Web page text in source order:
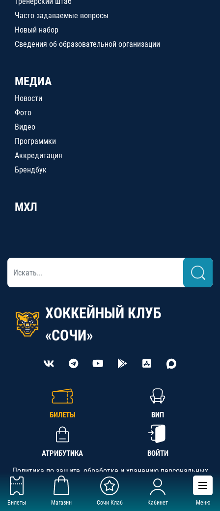
Билеты Магазин Сочи Клаб Кабинет Меню
Часто задаваемые вопросы
Новый набор
Сведения об образовательной организации
МЕДИА
Новости
Фото
Видео
Программки
Аккредитация
Брендбук
МХЛ
ХОККЕЙНЫЙ КЛУБ
«СОЧИ»
БИЛЕТЫ ВИП
АТРИБУТИКА ВОЙТИ
Политика по защите, обработке и хранению персональных
данных
АНО «СК «Кубань-Регион», ОГРН 1142300002349,